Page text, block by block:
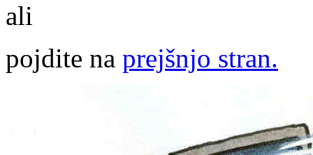
ali
pojdite na prejšnjo stran.